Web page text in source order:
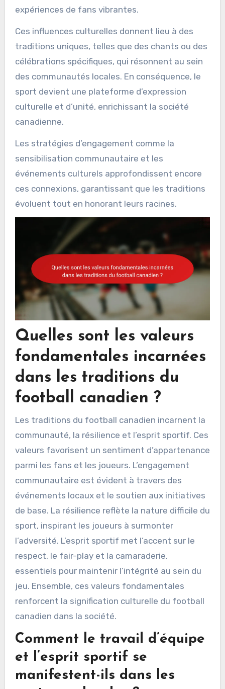
expériences de fans vibrantes.
Ces influences culturelles donnent lieu à des
traditions uniques, telles que des chants ou des
célébrations spécifiques, qui résonnent au sein
des communautés locales. En conséquence, le
sport devient une plateforme d’expression
culturelle et d’unité, enrichissant la société
canadienne.
Les stratégies d’engagement comme la
sensibilisation communautaire et les
événements culturels approfondissent encore
ces connexions, garantissant que les traditions
évoluent tout en honorant leurs racines.
Quelles sont les valeurs
fondamentales incarnées
dans les traditions du
football canadien ?
Les traditions du football canadien incarnent la
communauté, la résilience et l’esprit sportif. Ces
valeurs favorisent un sentiment d’appartenance
parmi les fans et les joueurs. L’engagement
communautaire est évident à travers des
événements locaux et le soutien aux initiatives
de base. La résilience reflète la nature difficile du
sport, inspirant les joueurs à surmonter
l’adversité. L’esprit sportif met l’accent sur le
respect, le fair-play et la camaraderie,
essentiels pour maintenir l’intégrité au sein du
jeu. Ensemble, ces valeurs fondamentales
renforcent la signification culturelle du football
canadien dans la société.
Comment le travail d’équipe
et l’esprit sportif se
manifestent-ils dans les